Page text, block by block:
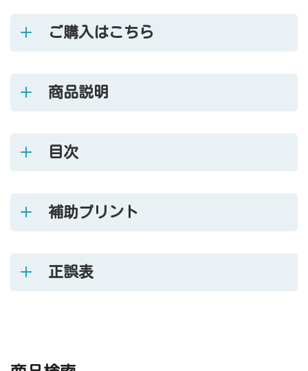
ご購入はこちら
商品説明
目次
補助プリント
正誤表